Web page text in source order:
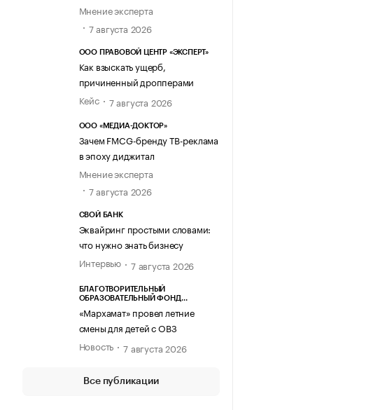
Мнение эксперта
7 августа 2026
ООО ПРАВОВОЙ ЦЕНТР «ЭКСПЕРТ»
Как взыскать ущерб,
причиненный дропперами
Кейс
7 августа 2026
ООО «МЕДИА-ДОКТОР»
Зачем FMCG-бренду ТВ-реклама
в эпоху диджитал
Мнение эксперта
7 августа 2026
СВОЙ БАНК
Эквайринг простыми словами:
что нужно знать бизнесу
Интервью
7 августа 2026
БЛАГОТВОРИТЕЛЬНЫЙ
ОБРАЗОВАТЕЛЬНЫЙ ФОНД
«Мархамат» провел летние
смены для детей с ОВЗ
Новость
7 августа 2026
Все публикации